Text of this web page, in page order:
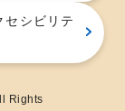
セシビリテ
Rights